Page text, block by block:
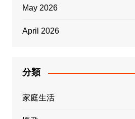
May 2026
April 2026
分類
家庭生活